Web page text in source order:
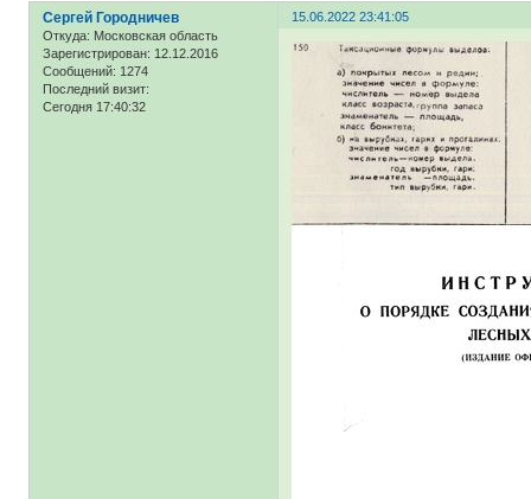
15.06.2022 23:41:05
Сергей Городничев
Откуда: Московская область
Зарегистрирован: 12.12.2016
Сообщений: 1274
Последний визит:
Сегодня 17:40:32